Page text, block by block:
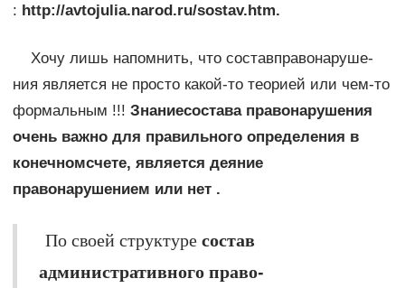
: http://avtojulia.narod.ru/sostav.htm.
Хочу лишь напомнить, что составправонаруше­
ния является не просто какой-то теорией или чем-то
формаль­ным !!! Знаниесостава правонаруше­ния
очень важно для правильного опре­деления в
конечномсчете, является деяние
правонарушением или нет .
По своей структуресостав
административного право­